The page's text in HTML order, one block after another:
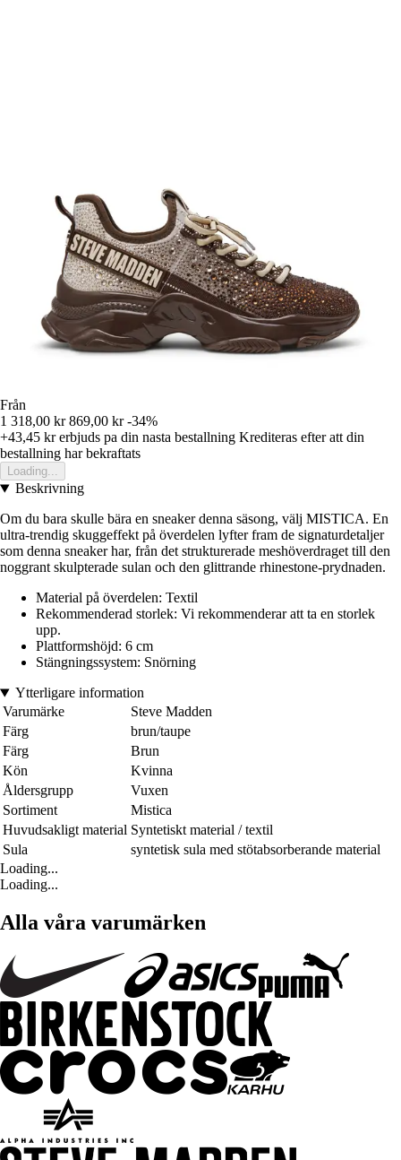
Från
1 318,00 kr 869,00 kr -34%
+43,45 krerbjuds pa din nasta bestallning Krediteras efter att din
bestallning har bekraftats
Loading...
Beskrivning
Om du bara skulle bära en sneaker denna säsong, välj MISTICA. En
ultra-trendig skuggeffekt på överdelen lyfter fram de signaturdetaljer
som denna sneaker har, från det strukturerade meshöverdraget till den
noggrant skulpterade sulan och den glittrande rhinestone-prydnaden.
Material på överdelen: Textil
Rekommenderad storlek: Vi rekommenderar att ta en storlek
upp.
Plattformshöjd: 6 cm
Stängningssystem: Snörning
Ytterligare information
Varumärke
Steve Madden
Färg
brun/taupe
Färg
Brun
Kön
Kvinna
Åldersgrupp
Vuxen
Sortiment
Mistica
Huvudsakligt material Syntetiskt material / textil
Sula
syntetisk sula med stötabsorberande material
Loading...
Loading...
Alla våra varumärken